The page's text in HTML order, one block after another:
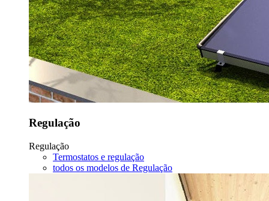
Regulação
Regulação
Termostatos e regulação
todos os modelos de Regulação